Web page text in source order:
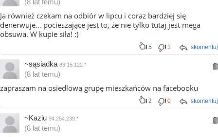
(8 lat temu)
Ja również czekam na odbiór w lipcu i coraz bardziej się
denerwuje... pocieszające jest to, że nie tylko tutaj jest mega
obsuwa. W kupie siła! :)
skomentuj
5 1
~sąsiadka 83.15.122.*
(8 lat temu)
zapraszam na osiedlową grupę mieszkańców na facebooku
skomentuj
2 0
~Kaziu 94.254.239.*
(8 lat temu)